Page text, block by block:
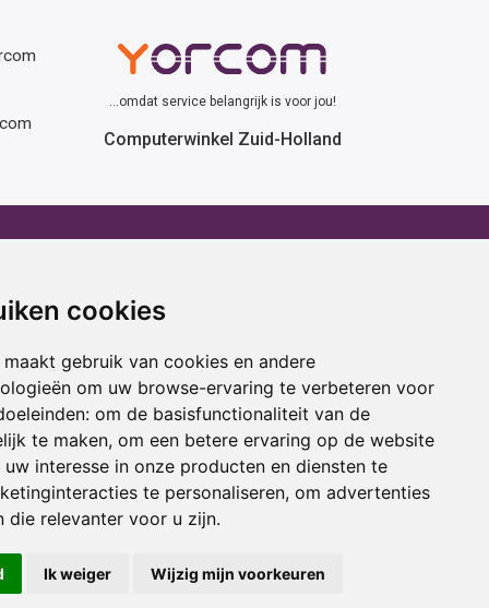
cookies
gebruik van cookies en andere
om uw browse-ervaring te verbeteren voor
om de basisfunctionaliteit van de
te maken, om een betere ervaring op de website
uw interesse in onze producten en diensten te
te personaliseren, om advertenties
die relevanter voor u zijn.
Ik weiger Wijzig mijn voorkeuren
...omdat service belangrijk is voor jou!
Computerwinkel Zuid-Holland
huren
huren
huren
huren
huren
Cadeau ideeën
Print service
Kortingscode
Acties